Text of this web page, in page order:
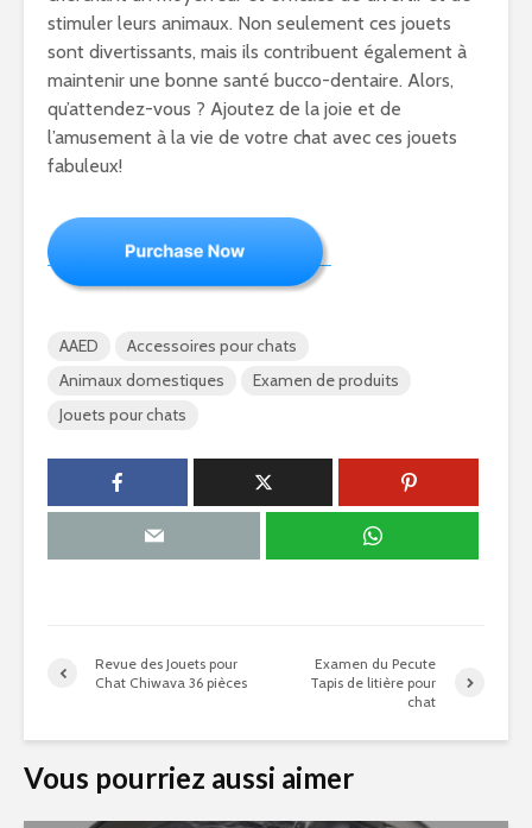
stimuler leurs animaux. Non seulement ces jouets
sont divertissants, mais ils contribuent également à
maintenir une bonne santé bucco-dentaire. Alors,
qu’attendez-vous ? Ajoutez de la joie et de
l’amusement à la vie de votre chat avec ces jouets
fabuleux!
AAED
Accessoires pour chats
Animaux domestiques
Examen de produits
Jouets pour chats
Revue des Jouets pour
Chat Chiwava 36 pièces
Examen du Pecute
Tapis de litière pour
chat
Vous pourriez aussi aimer